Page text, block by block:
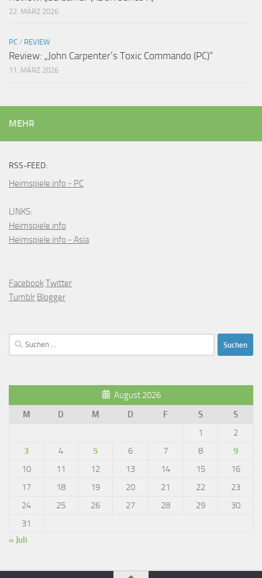
22. MÄRZ 2026
PC / REVIEW
Review: „John Carpenter’s Toxic Commando (PC)“
11. MÄRZ 2026
MEHR
RSS-FEED:
Heimspiele.info - PC
LINKS:
Heimspiele.info
Heimspiele.info - Asia
FacebookTwitter
Tumblr Blogger
Suchen
nach:
August 2026
M
D M D F S
S
1
2
3
4 5 6 7 8
9
10
11 12 13 14 15
16
17
18 19 20 21 22
23
24
25 26 27 28 29
30
31
« Juli